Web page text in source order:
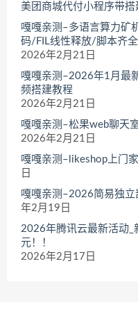
美团商城代付小程序带搭
嘎嘎亲测–多语言算力矿
码/FIL线性释放/脚本齐
2026年2月21日
嘎嘎亲测–2026年1月最
频搭建教程
2026年2月21日
嘎嘎亲测–松果web聊天
2026年2月21日
嘎嘎亲测–likeshop上门
日
嘎嘎亲测–2026简易独
年2月19日
2026年腾讯云最新活动
元！！
2026年2月17日